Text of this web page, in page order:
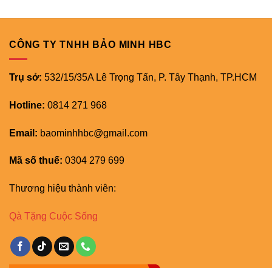
CÔNG TY TNHH BẢO MINH HBC
Trụ sở: 532/15/35A Lê Trọng Tấn, P. Tây Thạnh, TP.HCM
Hotline: 0814 271 968
Email: baominhhbc@gmail.com
Mã số thuế: 0304 279 699
Thương hiệu thành viên:
Qà Tặng Cuộc Sống